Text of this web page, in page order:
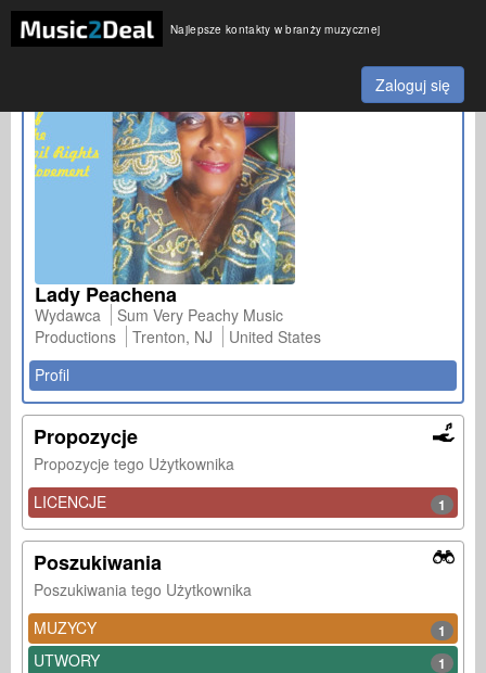
Najlepsze kontakty w branży muzycznej
Zaloguj się
Lady Peachena
Wydawca
Sum Very Peachy Music
Productions
Trenton, NJ
United States
Profil
Propozycje
Propozycje tego Użytkownika
LICENCJE
1
Poszukiwania
Poszukiwania tego Użytkownika
MUZYCY
1
UTWORY 1